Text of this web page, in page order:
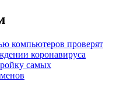
проверят
коронавируса
самых